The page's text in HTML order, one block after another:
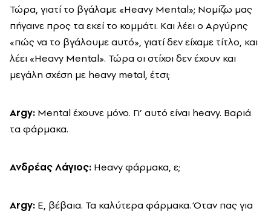
Τώρα, γιατί το βγάλαμε «Heavy Mental»; Νομίζω μας
πήγαινε προς τα εκεί το κομμάτι. Kαι λέει o Αργύρης
«πώς να το βγάλουμε αυτό», γιατί δεν είχαμε τίτλο, και
λέει «Heavy Mental». Τώρα οι στίχοι δεν έχουν και
μεγάλη σχέση με heavy metal, έτσι;
Argy: Mental έχουνε μόνο. Γι’ αυτό είναι heavy. Βαριά
τα φάρμακα.
Ανδρέας Λάγιος: Heavy φάρμακα, ε;
Argy: Ε, βέβαια. Τα καλύτερα φάρμακα. Όταν πας για